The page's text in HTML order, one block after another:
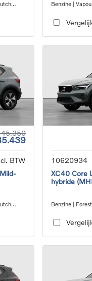
Benzine |
BTW
10620934
XC40 Core
hybride
Benzine |